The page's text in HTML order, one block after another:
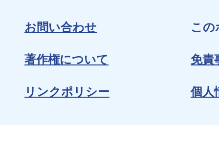
お問い合わせ この
著作権について 免責
リンクポリシー 個人